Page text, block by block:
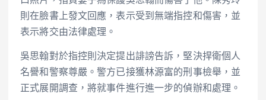
則在臉書上發文回應，表示受到無端指控和傷害，並
表示將交由法律處理。
吳思翰對於指控則決定提出誹謗告訴，堅決捍衛個人
名譽和警察尊嚴。警方已接獲林源富的刑事檢舉，並
正式展開調查，將就事件進行進一步的偵辦和處理。